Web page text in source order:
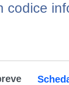
codice